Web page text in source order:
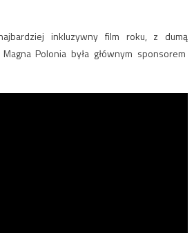
inkluzywny film roku, z dumą
Polonia była głównym sponsorem